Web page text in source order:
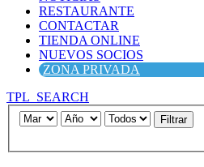
RESTAURANTE
CONTACTAR
TIENDA ONLINE
NUEVOS SOCIOS
ZONA PRIVADA
TPL_SEARCH
Filtrar